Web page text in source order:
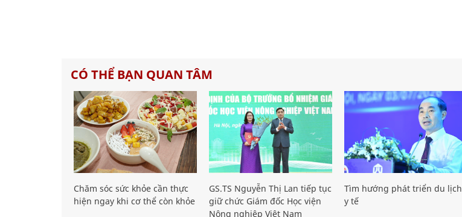
CÓ THỂ BẠN QUAN TÂM
Chăm sóc sức khỏe cần thực
hiện ngay khi cơ thể còn khỏe
GS.TS Nguyễn Thị Lan tiếp tục
giữ chức Giám đốc Học viện
Nông nghiệp Việt Nam
Tìm hướng phát triển du lịch
y tế